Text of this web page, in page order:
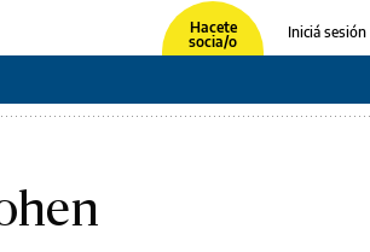
Hacete
socia/o
Iniciá sesión